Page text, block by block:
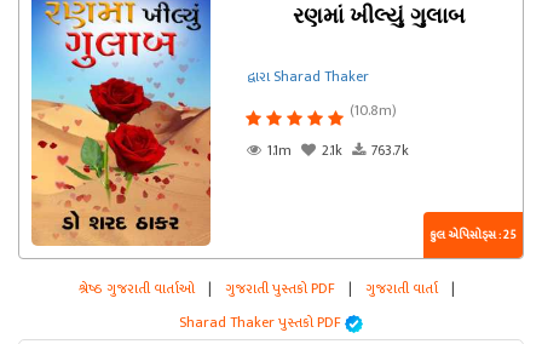
રણમાં ખીલ્યું ગુલાબ
દ્વારા Sharad Thaker
(10.8m)
1.1m
2.1k 763.7k
કુલ એપિસોડ્સ : 25
શ્રેષ્ઠ ગુજરાતી વાર્તાઓ | ગુજરાતી પુસ્તકો PDF | ગુજરાતી વાર્તા |
Sharad Thaker પુસ્તકો PDF